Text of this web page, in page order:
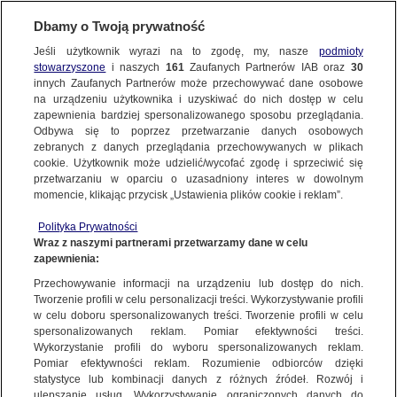
WARSZAWA
NAJNOWSZE
Z rzeki wyłowiono ciało mężczyzny,
rozpoznał go kolega
16.06.2024, 11:48
Dbamy o Twoją prywatność
Jeśli użytkownik wyrazi na to zgodę, my, nasze podmioty
stowarzyszone i naszych 161Zaufanych Partnerów IAB oraz 30
innych Zaufanych Partnerów może przechowywać dane osobowe
na urządzeniu użytkownika i uzyskiwać do nich dostęp w celu
zapewnienia bardziej spersonalizowanego sposobu przeglądania.
Odbywa się to poprzez przetwarzanie danych osobowych
zebranych z danych przeglądania przechowywanych w plikach
cookie. Użytkownik może udzielić/wycofać zgodę i sprzeciwić się
przetwarzaniu w oparciu o uzasadniony interes w dowolnym
momencie, klikając przycisk „Ustawienia plików cookie i reklam”.
Polityka Prywatności
Wraz z naszymi partnerami przetwarzamy dane w celu
zapewnienia:
Przechowywanie informacji na urządzeniu lub dostęp do nich.
Tworzenie profili w celu personalizacji treści. Wykorzystywanie profili
w celu doboru spersonalizowanych treści. Tworzenie profili w celu
spersonalizowanych reklam. Pomiar efektywności treści.
Wykorzystanie profili do wyboru spersonalizowanych reklam.
Pomiar efektywności reklam. Rozumienie odbiorców dzięki
statystyce lub kombinacji danych z różnych źródeł. Rozwój i